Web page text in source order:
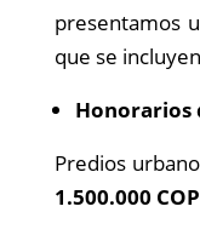
presentamos
que se
Honorarios
Predios
1.500.000